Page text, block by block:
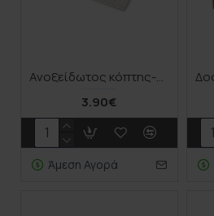
Ανοξείδωτος κόπτης-ξύστρα ζύμης και ζαχαροπλαστικής "Acer" 16.5cm
3.90€
Άμεση Αγορά